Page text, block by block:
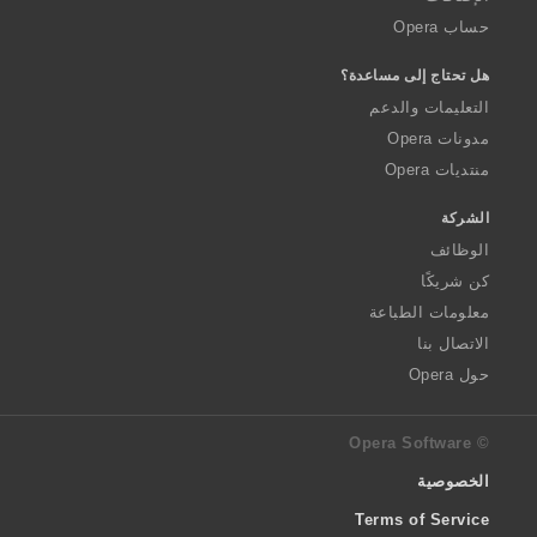
حساب Opera
هل تحتاج إلى مساعدة؟
التعليمات والدعم
مدونات Opera
منتديات Opera
الشركة
الوظائف
كن شريكًا
معلومات الطباعة
الاتصال بنا
حول Opera
© Opera Software
الخصوصية
Terms of Service